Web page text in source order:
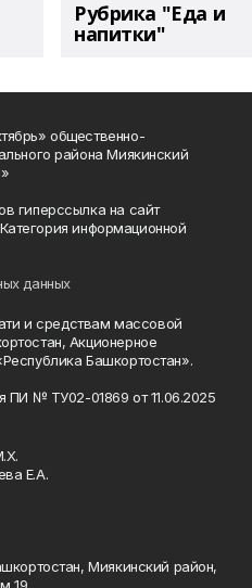
Рубрика "Еда и
напитки"
общественно-
района Миякинский
гиперссылка на сайт
информационной
данных
и средствам массовой
Акционерное
Башкортостан».
ПИ № ТУ02-01869 от 11.06.2025
Е.А.
Миякинский район,